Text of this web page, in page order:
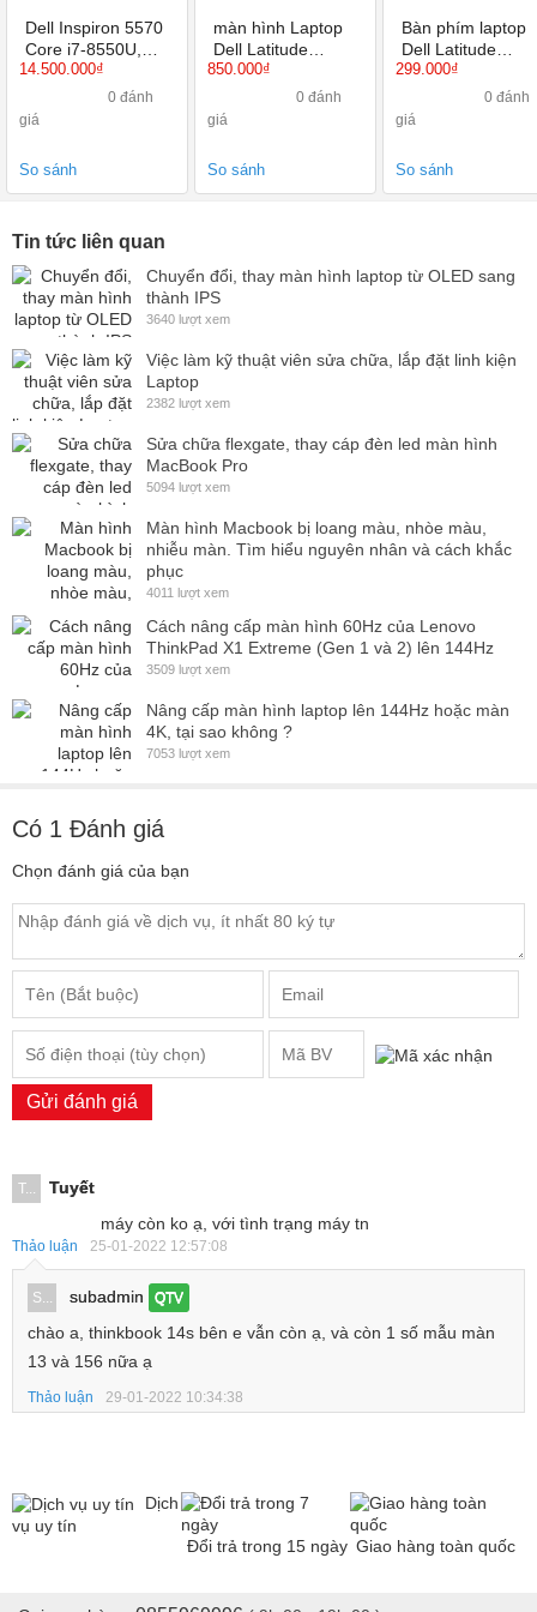
Dell Inspiron 5570
Core i7-8550U,
8GB, SSD 256GB,
VGA Onboard,
15.6 inch FHD
14.500.000₫
0 đánh
giá
So sánh
màn hình Laptop
Dell Latitude
E5570 15.6 inch
HD, HD+, Full HD,
Full HD IPS
850.000₫
0 đánh
giá
So sánh
Bàn phím laptop
Dell Latitude
E5550 E5570
299.000₫
0 đánh
giá
So sánh
Tin tức liên quan
Chuyển đổi, thay màn hình laptop từ OLED sang
thành IPS
3640 lượt xem
Việc làm kỹ thuật viên sửa chữa, lắp đặt linh kiện
Laptop
2382 lượt xem
Sửa chữa flexgate, thay cáp đèn led màn hình
MacBook Pro
5094 lượt xem
Màn hình Macbook bị loang màu, nhòe màu,
nhiễu màn. Tìm hiểu nguyên nhân và cách khắc
phục
4011 lượt xem
Cách nâng cấp màn hình 60Hz của Lenovo
ThinkPad X1 Extreme (Gen 1 và 2) lên 144Hz
3509 lượt xem
Nâng cấp màn hình laptop lên 144Hz hoặc màn
4K, tại sao không ?
7053 lượt xem
Có 1 Đánh giá
Chọn đánh giá của bạn
Gửi đánh giá
T...
Tuyết
máy còn ko ạ, với tình trạng máy tn
Thảo luận 25-01-2022 12:57:08
S... subadmin QTV
chào a, thinkbook 14s bên e vẫn còn ạ, và còn 1 số mẫu màn
13 và 156 nữa ạ
Thảo luận 29-01-2022 10:34:38
Dịch
vụ uy tín
Đổi trả trong 15 ngày Giao hàng toàn quốc